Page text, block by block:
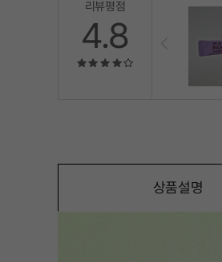
리뷰평점
4.8
상품설명